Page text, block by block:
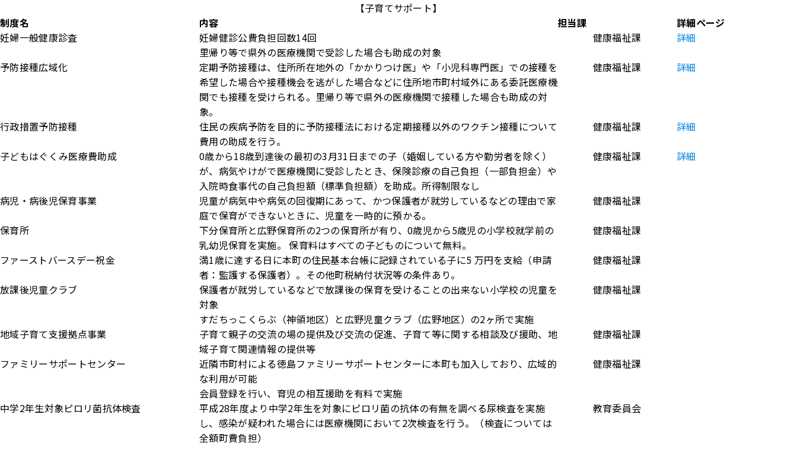
【子育てサポート】
制度名
内容 担当課
詳細ページ
妊婦一般健康診査
妊婦健診公費負担回数14回
里帰り等で県外の医療機関で受診した場合も助成の対象
健康福祉課 詳細
予防接種広域化
定期予防接種は、住所所在地外の「かかりつけ医」や「小児科専門医」での接種を
希望した場合や接種機会を逃がした場合などに住所地市町村域外にある委託医療機
関でも接種を受けられる。里帰り等で県外の医療機関で接種した場合も助成の対
象。
健康福祉課 詳細
行政措置予防接種
住民の疾病予防を目的に予防接種法における定期接種以外のワクチン接種について
費用の助成を行う。
健康福祉課 詳細
子どもはぐくみ医療費助成
0歳から18歳到達後の最初の3月31日までの子（婚姻している方や勤労者を除く）
が、病気やけがで医療機関に受診したとき、保険診療の自己負担（一部負担金）や
入院時食事代の自己負担額（標準負担額）を助成。所得制限なし
健康福祉課 詳細
病児・病後児保育事業
児童が病気中や病気の回復期にあって、かつ保護者が就労しているなどの理由で家
庭で保育ができないときに、児童を一時的に預かる。
健康福祉課
保育所
下分保育所と広野保育所の2つの保育所が有り、0歳児から5歳児の小学校就学前の
乳幼児保育を実施。 保育料はすべての子どものについて無料。
健康福祉課
ファーストバースデー祝金
満1歳に達する日に本町の住民基本台帳に記録されている子に5 万円を支給（申請
者：監護する保護者）。その他町税納付状況等の条件あり。
健康福祉課
放課後児童クラブ
保護者が就労しているなどで放課後の保育を受けることの出来ない小学校の児童を
対象
すだちっこくらぶ（神領地区）と広野児童クラブ（広野地区）の2ヶ所で実施
健康福祉課
地域子育て支援拠点事業
子育て親子の交流の場の提供及び交流の促進、子育て等に関する相談及び援助、地
域子育て関連情報の提供等
健康福祉課
ファミリーサポートセンター
近隣市町村による徳島ファミリーサポートセンターに本町も加入しており、広域的
な利用が可能
会員登録を行い、育児の相互援助を有料で実施
健康福祉課
中学2年生対象ピロリ菌抗体検査
平成28年度より中学2年生を対象にピロリ菌の抗体の有無を調べる尿検査を実施
し、感染が疑われた場合には医療機関において2次検査を行う。（検査については
全額町費負担）
教育委員会